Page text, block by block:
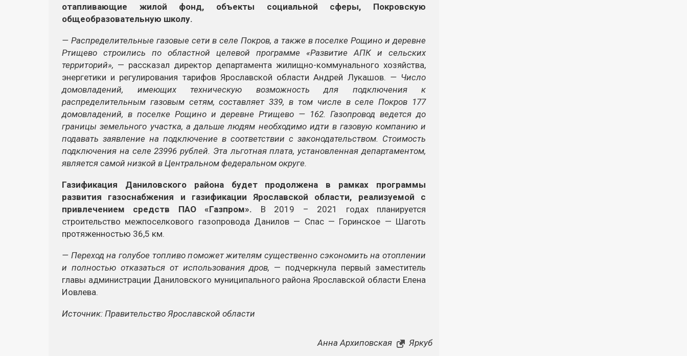
отапливающие жилой фонд, объекты социальной сферы, Покровскую
общеобразовательную школу.
— Распределительные газовые сети в селе Покров, а также в поселке Рощино и деревне
Ртищево строились по областной целевой программе «Развитие АПК и сельских
территорий», — рассказал директор департамента жилищно-коммунального хозяйства,
энергетики и регулирования тарифов Ярославской области Андрей Лукашов. — Число
домовладений, имеющих техническую возможность для подключения к
распределительным газовым сетям, составляет 339, в том числе в селе Покров 177
домовладений, в поселке Рощино и деревне Ртищево — 162. Газопровод ведется до
границы земельного участка, а дальше людям необходимо идти в газовую компанию и
подавать заявление на подключение в соответствии с законодательством. Стоимость
подключения на селе 23996 рублей. Эта льготная плата, установленная департаментом,
является самой низкой в Центральном федеральном округе.
Газификация Даниловского района будет продолжена в рамках программы
развития газоснабжения и газификации Ярославской области, реализуемой с
привлечением средств ПАО «Газпром». В 2019 – 2021 годах планируется
строительство межпоселкового газопровода Данилов — Спас — Горинское — Шаготь
протяженностью 36,5 км.
— Переход на голубое топливо поможет жителям существенно сэкономить на отоплении
и полностью отказаться от использования дров, — подчеркнула первый заместитель
главы администрации Даниловского муниципального района Ярославской области Елена
Иовлева.
Источник: Правительство Ярославской области
Анна Архиповская Яркуб